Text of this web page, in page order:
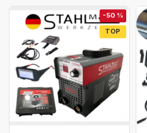
TOP
-50 %